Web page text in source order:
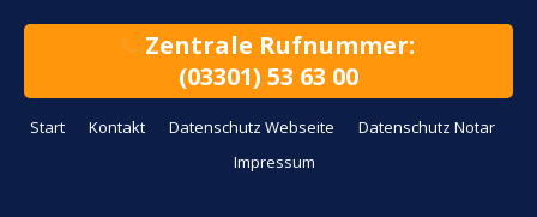
Zentrale Rufnummer:
(03301) 53 63 00
Start Kontakt Datenschutz Webseite
Datenschutz Notar
Impressum